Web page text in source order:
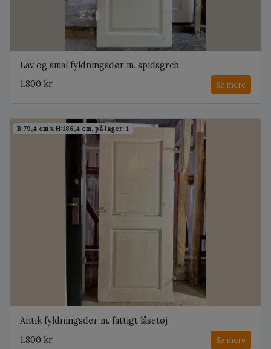
Lav og smal fyldningsdør m. spidsgreb
1.800 kr.
Se mere
B:79,4 cm x H:186,4 cm, på lager: 1
Antik fyldningsdør m. fattigt låsetøj
1.800 kr.
Se mere